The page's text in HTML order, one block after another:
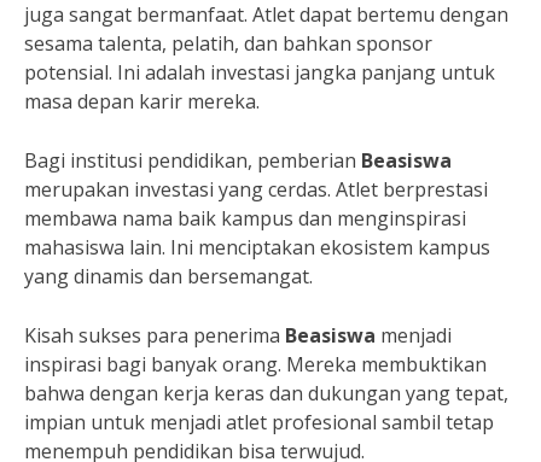
juga sangat bermanfaat. Atlet dapat bertemu dengan
sesama talenta, pelatih, dan bahkan sponsor
potensial. Ini adalah investasi jangka panjang untuk
masa depan karir mereka.
Bagi institusi pendidikan, pemberian Beasiswa
merupakan investasi yang cerdas. Atlet berprestasi
membawa nama baik kampus dan menginspirasi
mahasiswa lain. Ini menciptakan ekosistem kampus
yang dinamis dan bersemangat.
Kisah sukses para penerima Beasiswa menjadi
inspirasi bagi banyak orang. Mereka membuktikan
bahwa dengan kerja keras dan dukungan yang tepat,
impian untuk menjadi atlet profesional sambil tetap
menempuh pendidikan bisa terwujud.